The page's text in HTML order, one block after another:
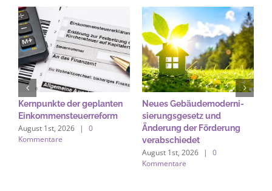
Kernpunkte der geplanten
Einkommensteuerreform
August 1st, 2026 |
0
Kommentare
Neues Gebäude­moderni­
sierungs­gesetz und
Änderung der Förderung
verabschiedet
August 1st, 2026 |
0
Kommentare